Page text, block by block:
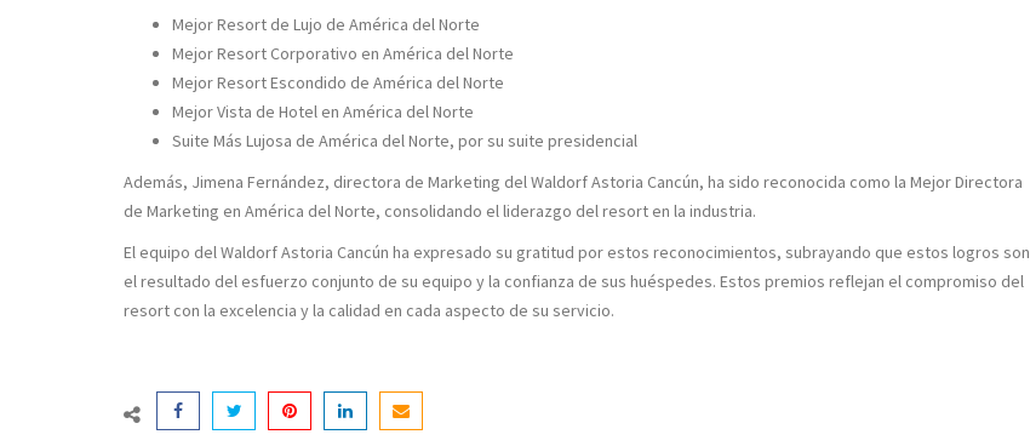
Mejor Resort de Lujo de América del Norte
Mejor Resort Corporativo en América del Norte
Mejor Resort Escondido de América del Norte
Mejor Vista de Hotel en América del Norte
Suite Más Lujosa de América del Norte, por su suite presidencial
Además, Jimena Fernández, directora de Marketing del Waldorf Astoria Cancún, ha sido reconocida como la Mejor Directora
de Marketing en América del Norte, consolidando el liderazgo del resort en la industria.
El equipo del Waldorf Astoria Cancún ha expresado su gratitud por estos reconocimientos, subrayando que estos logros son
el resultado del esfuerzo conjunto de su equipo y la confianza de sus huéspedes. Estos premios reflejan el compromiso del
resort con la excelencia y la calidad en cada aspecto de su servicio.